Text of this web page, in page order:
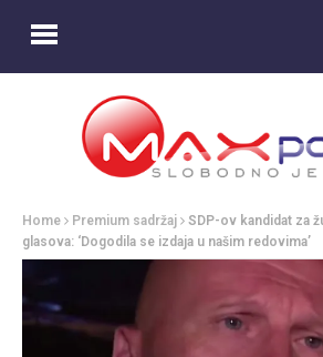
Home Premium sadržaj
SDP-ov kandidat za
glasova: ‘Dogodila se izdaja u našim redovima’